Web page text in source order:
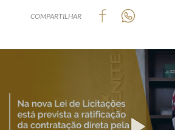
Produtos e
Zênite Fácil IA
Zênite Play
Orientação por
Mentoria Zênite
COMPARTILHAR